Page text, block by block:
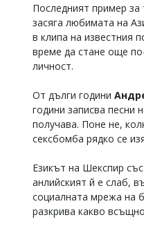
Главен
редактор:
Колев,
office@flagman.bg
Коментарите
въвеждат
читателите
редакцията
Последният пример за
засяга любимата на
в клипа на известния
време да стане още
личност.
От дълги години
години записва песни
получава. Поне не,
сексбомба рядко се
Езикът на Шекспир
анлийският й е слаб,
социалната мрежа на
разкрива какво